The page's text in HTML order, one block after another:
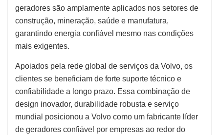
geradores são amplamente aplicados nos setores de
construção, mineração, saúde e manufatura,
garantindo energia confiável mesmo nas condições
mais exigentes.
Apoiados pela rede global de serviços da Volvo, os
clientes se beneficiam de forte suporte técnico e
confiabilidade a longo prazo. Essa combinação de
design inovador, durabilidade robusta e serviço
mundial posicionou a Volvo como um fabricante líder
de geradores confiável por empresas ao redor do